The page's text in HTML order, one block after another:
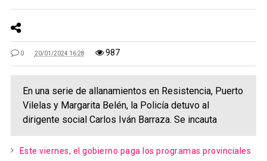
0 20/01/2024 16:28 987
En una serie de allanamientos en Resistencia, Puerto
Vilelas y Margarita Belén, la Policía detuvo al
dirigente social Carlos Iván Barraza. Se incauta
Este viernes, el gobierno paga los programas provinciales